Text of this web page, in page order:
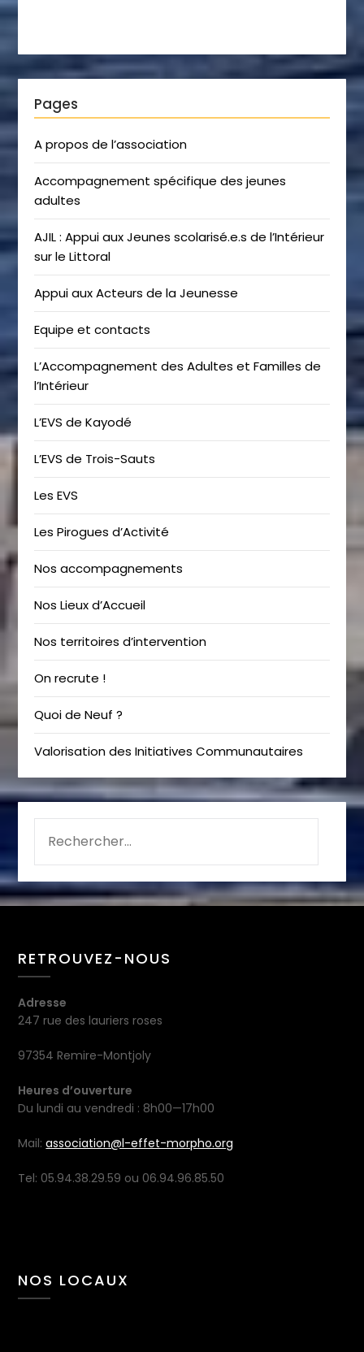
Pages
A propos de l’association
Accompagnement spécifique des jeunes
adultes
AJIL : Appui aux Jeunes scolarisé.e.s de l’Intérieur
sur le Littoral
Appui aux Acteurs de la Jeunesse
Equipe et contacts
L’Accompagnement des Adultes et Familles de
l’Intérieur
L’EVS de Kayodé
L’EVS de Trois-Sauts
Les EVS
Les Pirogues d’Activité
Nos accompagnements
Nos Lieux d’Accueil
Nos territoires d’intervention
On recrute !
Quoi de Neuf ?
Valorisation des Initiatives Communautaires
RETROUVEZ-NOUS
Adresse
247 rue des lauriers roses
97354 Remire-Montjoly
Heures d’ouverture
Du lundi au vendredi : 8h00—17h00
Mail:association@l-effet-morpho.org
Tel: 05.94.38.29.59 ou 06.94.96.85.50
NOS LOCAUX